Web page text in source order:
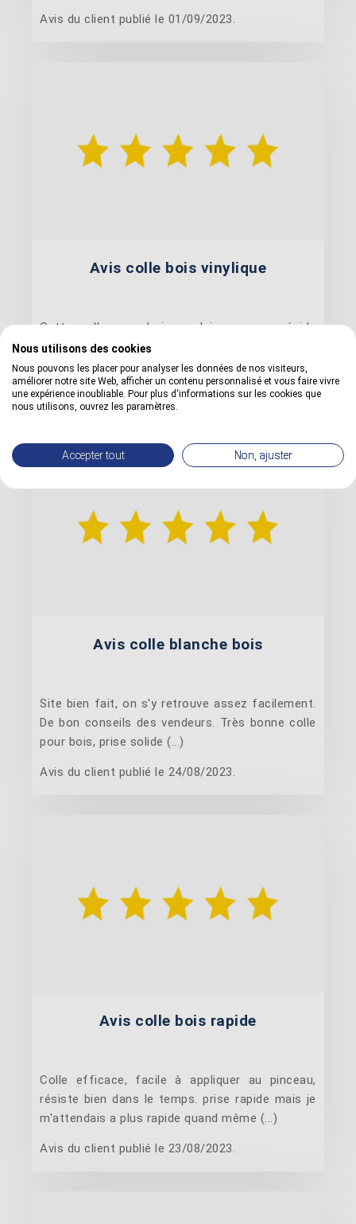
Avis du client publié le 01/09/2023.
Avis colle bois vinylique
Cette colle pour bois ne laisse aucun résidu
après séchage. Finition propre, solide et
professionnelle. Très satisfait (...)
Avis du client publié le 26/08/2023.
Avis colle blanche bois
Site bien fait, on s'y retrouve assez facilement.
De bon conseils des vendeurs. Très bonne colle
pour bois, prise solide (...)
Avis du client publié le 24/08/2023.
Avis colle bois rapide
Colle efficace, facile à appliquer au pinceau,
résiste bien dans le temps. prise rapide mais je
m'attendais a plus rapide quand même (...)
Avis du client publié le 23/08/2023.
Nous utilisons des cookies
Nous pouvons les placer pour analyser les données de nos visiteurs,
améliorer notre site Web, afficher un contenu personnalisé et vous faire vivre
une expérience inoubliable. Pour plus d'informations sur les cookies que
nous utilisons, ouvrez les paramètres.
Accepter tout Non, ajuster